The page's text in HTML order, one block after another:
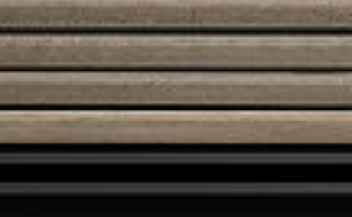
pakokaasun lämpötila 260 ° C